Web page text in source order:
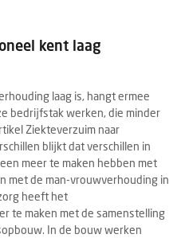
kent laag
laag is, hangt ermee
bedrijfstak werken, die minder
Ziekteverzuim naar
blijkt dat verschillen in
meer te maken hebben met
met de man-vrouwverhouding in
heeft het
te maken met de samenstelling
In de bouw werken